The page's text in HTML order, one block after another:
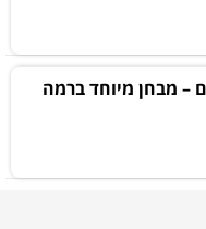
– מבחן מיוחד ברמה